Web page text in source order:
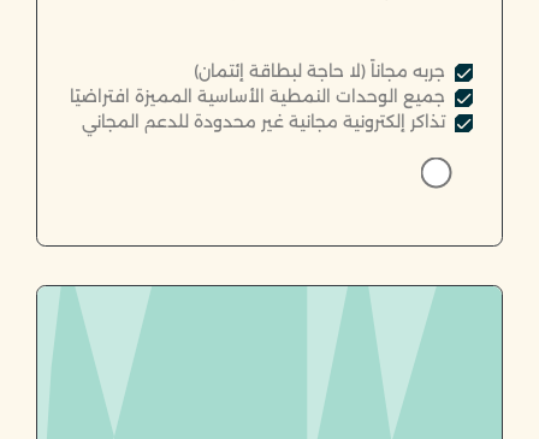
جربه مجاناً (لا حاجة لبطاقة إئتمان)
جميع الوحدات النمطية الأساسية المميزة افتراضيًا
تذاكر إلكترونية مجانية غير محدودة للدعم المجاني